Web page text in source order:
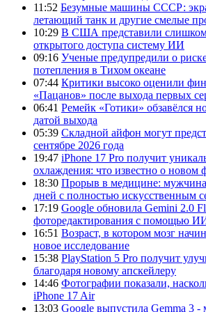
11:52 Безумные машины СССР:
летающий танк и другие смелые
10:29 В США представили
открытого доступа систему ИИ
09:16 Ученые предупредили о
потепления в Тихом океане
07:44 Критики высоко оценили
«Пацанов» после выхода первых
06:41 Ремейк «Готики» обзавёлся
датой выхода
05:39 Складной айфон могут
сентябре 2026 года
19:47 iPhone 17 Pro получит
охлаждения: что известно о новом
18:30 Прорыв в медицине:
дней с полностью искусственным
17:19 Google обновила Gemini 2.0
фоторедактирования с помощью
16:51 Возраст, в котором мозг
новое исследование
15:38 PlayStation 5 Pro получит
благодаря новому апскейлеру
14:46 Фотографии показали,
iPhone 17 Air
13:03 Google выпустила Gemma